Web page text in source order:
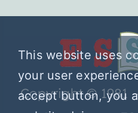
Copyright © 1981
This website uses
your user
accept button, you